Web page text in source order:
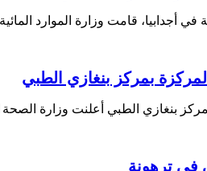
في أجدابيا، قامت وزارة الموارد
بمركز بنغازي الطبي
بنغازي الطبي أعلنت وزارة
في ترهونة